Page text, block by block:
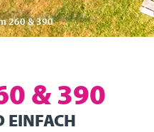
260 & 390
& 390
EINFACH